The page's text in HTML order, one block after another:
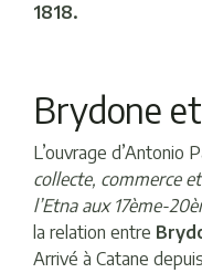
1818.
Brydone
L’ouvrage d’Antonio
collecte, commerce
l’Etna aux 17ème-
la relation entre
Arrivé à Catane